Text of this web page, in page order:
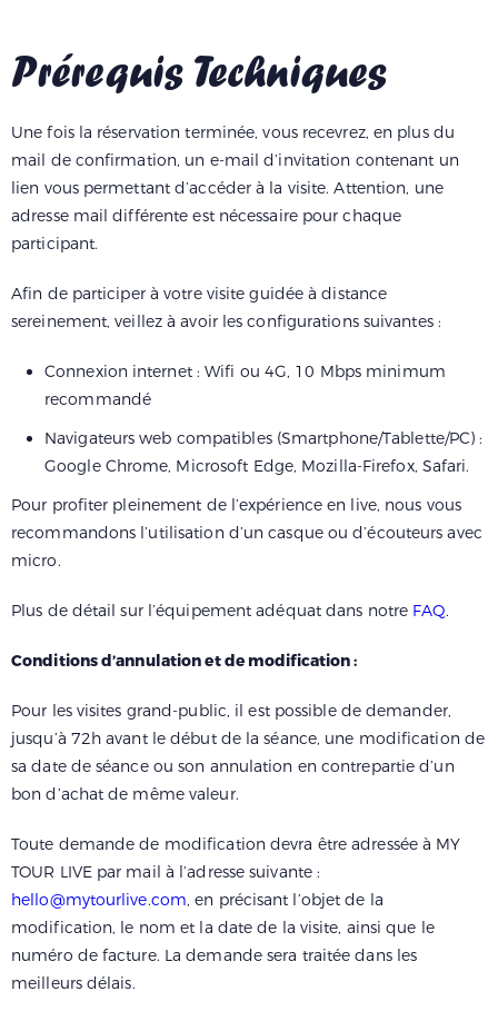
Prérequis Techniques
Une fois la réservation terminée, vous recevrez, en plus du
mail de confirmation, un e-mail d’invitation contenant un
lien vous permettant d’accéder à la visite. Attention, une
adresse mail différente est nécessaire pour chaque
participant.
Afin de participer à votre visite guidée à distance
sereinement, veillez à avoir les configurations suivantes :
Connexion internet : Wifi ou 4G, 10 Mbps minimum
recommandé
Navigateurs web compatibles (Smartphone/Tablette/PC) :
Google Chrome, Microsoft Edge, Mozilla-Firefox, Safari.
Pour profiter pleinement de l’expérience en live, nous vous
recommandons l’utilisation d’un casque ou d’écouteurs avec
micro.
Plus de détail sur l’équipement adéquat dans notre FAQ.
Conditions d’annulation et de modification :
Pour les visites grand-public, il est possible de demander,
jusqu’à 72h avant le début de la séance, une modification de
sa date de séance ou son annulation en contrepartie d’un
bon d’achat de même valeur.
Toute demande de modification devra être adressée à MY
TOUR LIVE par mail à l’adresse suivante :
hello@mytourlive.com, en précisant l’objet de la
modification, le nom et la date de la visite, ainsi que le
numéro de facture. La demande sera traitée dans les
meilleurs délais.